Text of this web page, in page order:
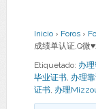
Inicio › Foros ›
成绩单认证,Q微
Etiquetado: 办
毕业证书, 办理
证书, 办理